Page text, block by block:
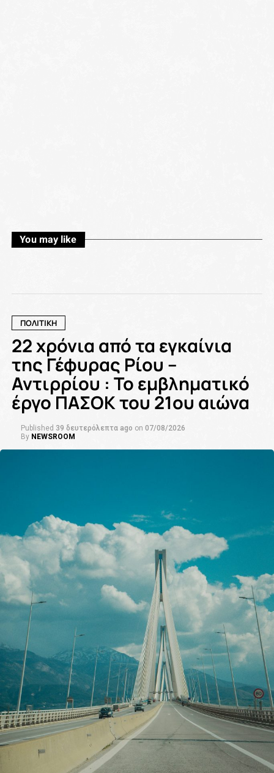
You may like
ΠΟΛΙΤΙΚΗ
22 χρόνια από τα εγκαίνια
της Γέφυρας Ρίου –
Αντιρρίου : Το εμβληματικό
έργο ΠΑΣΟΚ του 21ου αιώνα
Published 39 δευτερόλεπτα ago on 07/08/2026
By NEWSROOM